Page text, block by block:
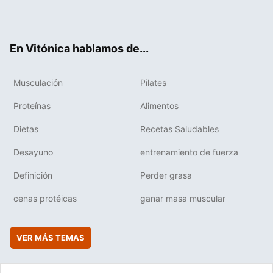
En Vitónica hablamos de...
Musculación Pilates
Proteínas Alimentos
Dietas Recetas Saludables
Desayuno entrenamiento de fuerza
Definición Perder grasa
cenas protéicas ganar masa muscular
VER MÁS TEMAS